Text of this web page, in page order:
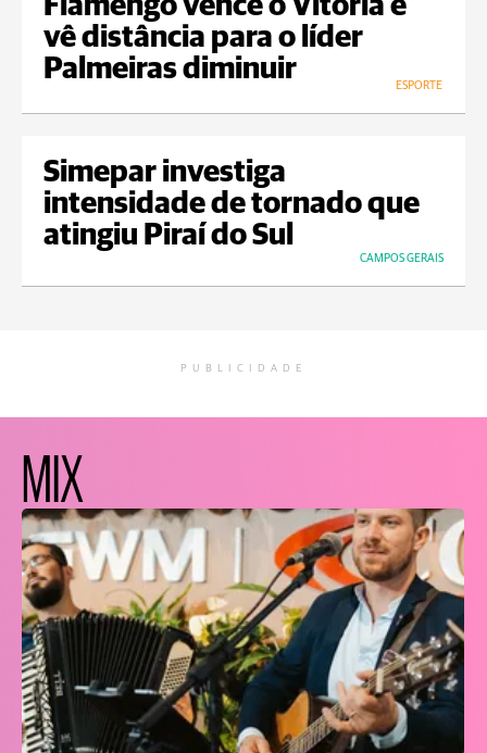
Flamengo vence o Vitória e
vê distância para o líder
Palmeiras diminuir
ESPORTE
Simepar investiga
intensidade de tornado que
atingiu Piraí do Sul
CAMPOS GERAIS
PUBLICIDADE
MIX